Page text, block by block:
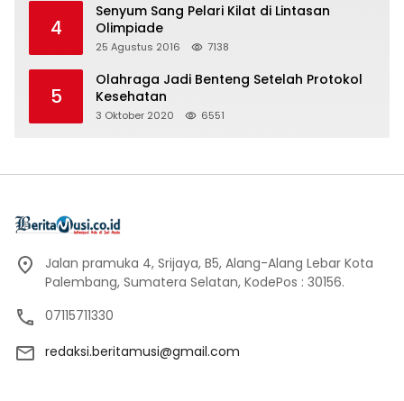
4
Senyum Sang Pelari Kilat di Lintasan
Olimpiade
25 Agustus 2016 7138
5
Olahraga Jadi Benteng Setelah Protokol
Kesehatan
3 Oktober 2020 6551
Jalan pramuka 4, Srijaya, B5, Alang-Alang Lebar Kota
Palembang, Sumatera Selatan, KodePos : 30156.
07115711330
redaksi.beritamusi@gmail.com